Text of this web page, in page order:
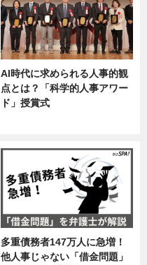
AI時代に求められる人事的観
点とは？「科学的人事アワー
ド」授賞式
多重債務者147万人に急増！
他人事じゃない「借金問題」